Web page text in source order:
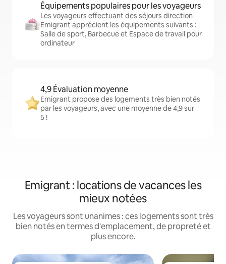
Équipements populaires pour les voyageurs
Les voyageurs effectuant des séjours direction
Emigrant apprécient les équipements suivants :
Salle de sport, Barbecue et Espace de travail pour
ordinateur
4,9 Évaluation moyenne
Emigrant propose des logements très bien notés
par les voyageurs, avec une moyenne de 4,9 sur
5 !
Emigrant : locations de vacances les
mieux notées
Les voyageurs sont unanimes : ces logements sont très
bien notés en termes d'emplacement, de propreté et
plus encore.